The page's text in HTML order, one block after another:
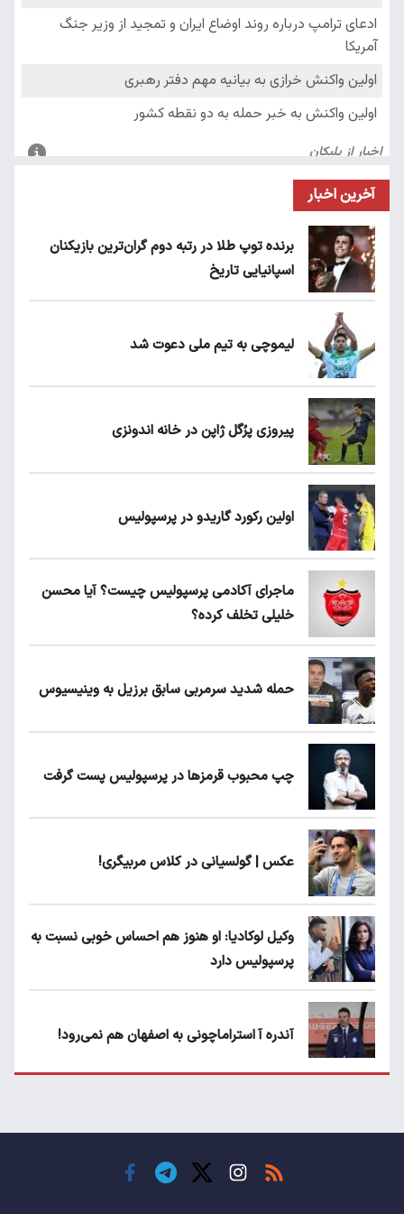
آخرین اخبار
برنده توپ طلا در رتبه دوم گران‌ترین بازیکنان
اسپانیایی تاریخ
لیموچی به تیم ملی دعوت شد
پیروزی پرُگل ژاپن در خانه اندونزی
اولین رکورد گاریدو در پرسپولیس
ماجرای آکادمی پرسپولیس چیست؟ آیا محسن
خلیلی تخلف کرده؟
حمله شدید سرمربی سابق برزیل به وینیسیوس
چپ محبوب قرمزها در پرسپولیس پست گرفت
عکس | گولسیانی در کلاس مربیگری!
وکیل لوکادیا: او هنوز هم احساس خوبی نسبت به
پرسپولیس دارد
آندره آ استراماچونی به اصفهان هم نمی‌رود!
حسن روی هوا!